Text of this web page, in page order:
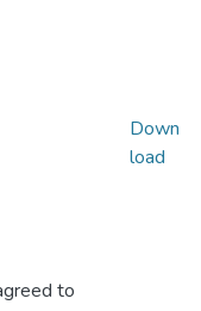
to
Down
load